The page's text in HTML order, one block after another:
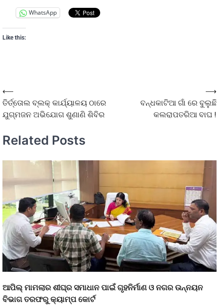
WhatsApp
Like this:
⟵
ତିର୍ତ୍ତୋଲ ବ୍ଲକ୍ କାର୍ଯ୍ୟାଳୟ ଠାରେ
ଯୁଗ୍ମଜନ ଅଭିଯୋଗ ଶୁଣାଣି ଶିବିର
ବନ୍ଧକାଟିଆ ଗାଁ ରେ ବୁଲୁଛି
କଲରାପତରିଆ ବାଘ !
⟶
Related Posts
ଆପିଲ୍ ମାମଲାର ଶୀଘ୍ର ସମାଧାନ ପାଇଁ ଗୃହନିର୍ମାଣ ଓ ନଗର ଉନ୍ନୟନ
ବିଭାଗ ତରଫରୁ କ୍ୟାମ୍ପ କୋର୍ଟ